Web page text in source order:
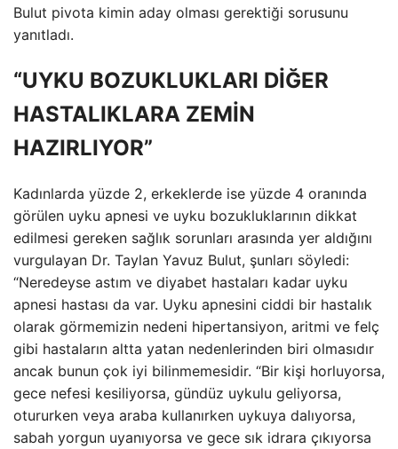
Bulut pivota kimin aday olması gerektiği sorusunu
yanıtladı.
“UYKU BOZUKLUKLARI DİĞER
HASTALIKLARA ZEMİN
HAZIRLIYOR”
Kadınlarda yüzde 2, erkeklerde ise yüzde 4 oranında
görülen uyku apnesi ve uyku bozukluklarının dikkat
edilmesi gereken sağlık sorunları arasında yer aldığını
vurgulayan Dr. Taylan Yavuz Bulut, şunları söyledi:
“Neredeyse astım ve diyabet hastaları kadar uyku
apnesi hastası da var. Uyku apnesini ciddi bir hastalık
olarak görmemizin nedeni hipertansiyon, aritmi ve felç
gibi hastaların altta yatan nedenlerinden biri olmasıdır
ancak bunun çok iyi bilinmemesidir. “Bir kişi horluyorsa,
gece nefesi kesiliyorsa, gündüz uykulu geliyorsa,
otururken veya araba kullanırken uykuya dalıyorsa,
sabah yorgun uyanıyorsa ve gece sık idrara çıkıyorsa